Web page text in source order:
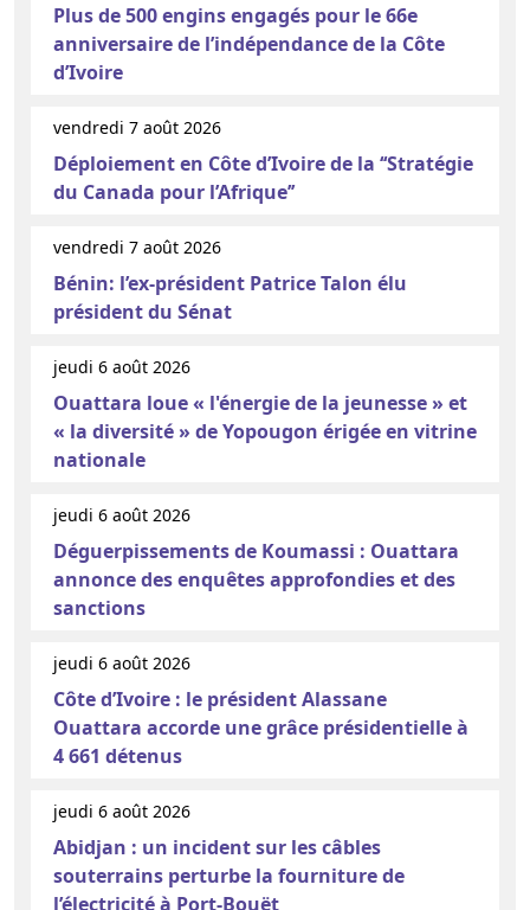
Plus de 500 engins engagés pour le 66e
anniversaire de l’indépendance de la Côte
d’Ivoire
vendredi 7 août 2026
Déploiement en Côte d’Ivoire de la ‘‘Stratégie
du Canada pour l’Afrique’’
vendredi 7 août 2026
Bénin: l’ex-président Patrice Talon élu
président du Sénat
jeudi 6 août 2026
Ouattara loue « l'énergie de la jeunesse » et
« la diversité » de Yopougon érigée en vitrine
nationale
jeudi 6 août 2026
Déguerpissements de Koumassi : Ouattara
annonce des enquêtes approfondies et des
sanctions
jeudi 6 août 2026
Côte d’Ivoire : le président Alassane
Ouattara accorde une grâce présidentielle à
4 661 détenus
jeudi 6 août 2026
Abidjan : un incident sur les câbles
souterrains perturbe la fourniture de
l’électricité à Port-Bouët